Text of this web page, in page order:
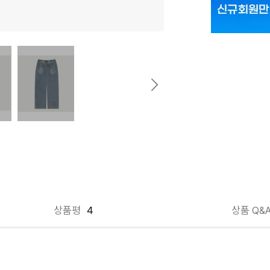
상품평 4 상품